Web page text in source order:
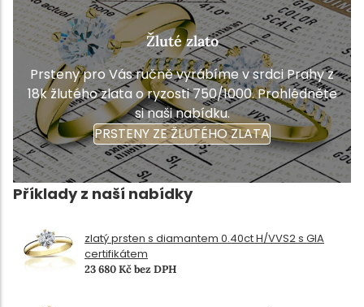
Žluté zlato
Prsteny pro Vás ručně vyrábíme v srdci Prahy z
18k žlutého zlata o ryzosti 750/1000. Prohlédněte
si naši nabídku.
PRSTENY ZE ŽLUTÉHO ZLATA
Příklady z naší nabídky
zlatý prsten s diamantem 0.40ct H/VVS2 s GIA
certifikátem
23 680 Kč bez DPH